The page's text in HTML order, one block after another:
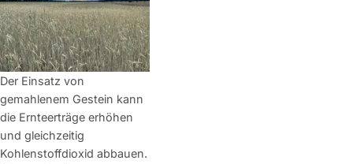
Der Einsatz von
gemahlenem Gestein kann
die Ernteerträge erhöhen
und gleichzeitig
Kohlenstoffdioxid abbauen.